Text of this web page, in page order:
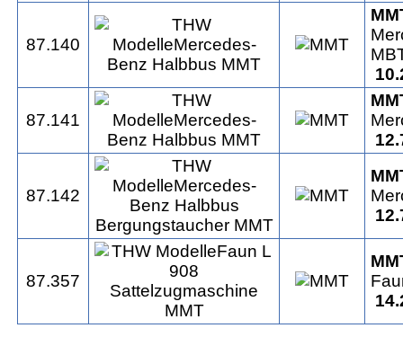
87.140
87.141
87.142
87.357